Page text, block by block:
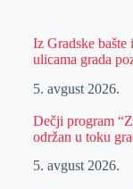
Iz Gradske
ulicama grada
5. avgust 2026.
Dečji program
održan u toku
5. avgust 2026.